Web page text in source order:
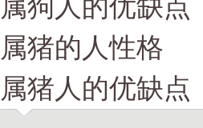
属狗人的优缺点
属猪的人性格
属猪人的优缺点